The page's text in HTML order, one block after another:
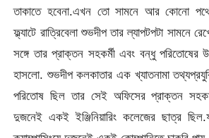
তাকাতে হবেনা.এখন তো সামনে আর কোনো
ফ্ল্যাটে রাত্রিবেলা শুভদীপ তার ল্যাপটপটা সামনে
সঙ্গে তার প্রাক্তন সহকর্মী এবং বন্ধু পরিতোষের
হাসলো. শুভদীপ কলকাতার এক খ্যাতনামা
পরিতোষ ছিল তার সেই অফিসের প্রাক্তন
দুজনেই একই ইঞ্জিনিয়ারিং কলেজের ছাত্র